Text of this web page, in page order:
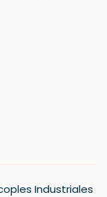
Industriales